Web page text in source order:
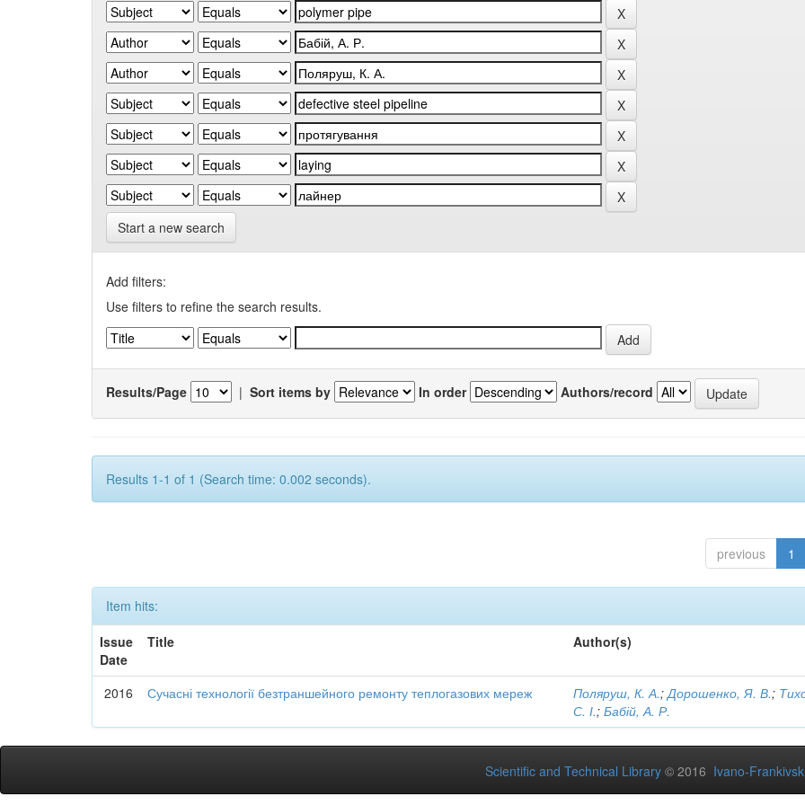
Start a new search
Add filters:
Use filters to refine the search results.
Results/Page | Sort items by In order Authors/record
Results 1-1 of 1 (Search time: 0.002 seconds).
previous 1
Item hits:
Issue
Date
Title Author(s)
2016 Сучасні технології безтраншейного ремонту теплогазових мереж Поляруш, К. А.;Дорошенко, Я. В.;
С. І.;Бабій, А. Р.
Scientific and Technical Library © 2016 Ivano-